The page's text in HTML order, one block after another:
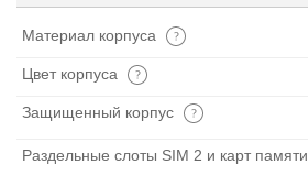
Материал корпуса
Цвет корпуса
Защищенный корпус
Раздельные слоты SIM 2 и карт памяти